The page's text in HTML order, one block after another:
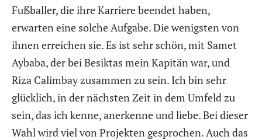
Fußballer, die ihre Karriere beendet haben,
erwarten eine solche Aufgabe. Die wenigsten von
ihnen erreichen sie. Es ist sehr schön, mit Samet
Aybaba, der bei Besiktas mein Kapitän war, und
Riza Calimbay zusammen zu sein. Ich bin sehr
glücklich, in der nächsten Zeit in dem Umfeld zu
sein, das ich kenne, anerkenne und liebe. Bei dieser
Wahl wird viel von Projekten gesprochen. Auch das